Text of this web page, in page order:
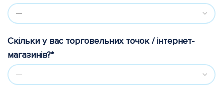
Скільки у вас торговельних точок / інтернет-
магазинів?*